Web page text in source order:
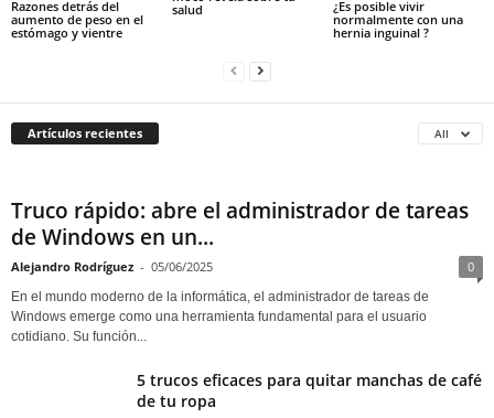
Razones detrás del
aumento de peso en el
estómago y vientre
salud
¿Es posible vivir
normalmente con una
hernia inguinal ?
Artículos recientes All
Truco rápido: abre el administrador de tareas
de Windows en un...
Alejandro Rodríguez - 05/06/2025 0
En el mundo moderno de la informática, el administrador de tareas de
Windows emerge como una herramienta fundamental para el usuario
cotidiano. Su función...
5 trucos eficaces para quitar manchas de café
de tu ropa